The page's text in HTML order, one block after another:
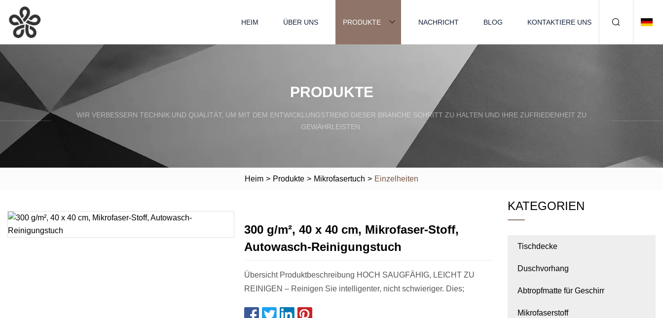
HEIM ÜBER UNS PRODUKTE NACHRICHT BLOG KONTAKTIERE UNS
PRODUKTE
WIR VERBESSERN TECHNIK UND QUALITÄT, UM MIT DEM ENTWICKLUNGSTREND DIESER BRANCHE SCHRITT ZU HALTEN UND IHRE ZUFRIEDENHEIT ZU
GEWÄHRLEISTEN.
Heim > Produkte > Mikrofasertuch > Einzelheiten
300 g/m², 40 x 40 cm, Mikrofaser-Stoff,
Autowasch-Reinigungstuch
Übersicht Produktbeschreibung HOCH SAUGFÄHIG, LEICHT ZU
REINIGEN – Reinigen Sie intelligenter, nicht schwieriger. Dies;
KATEGORIEN
Tischdecke
Duschvorhang
Abtropfmatte für Geschirr
Mikrofaserstoff